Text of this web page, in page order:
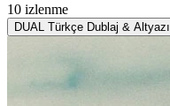
10 izlenme
DUAL Türkçe Dublaj & Altyazı